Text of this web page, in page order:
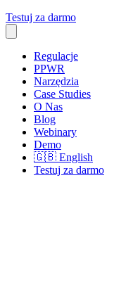
Testuj za darmo
Regulacje
PPWR
Narzędzia
Case Studies
O Nas
Blog
Webinary
Demo
🇬🇧 English
Testuj za darmo